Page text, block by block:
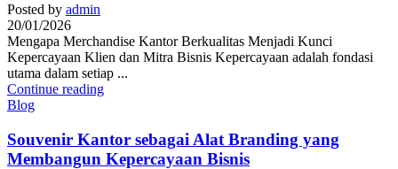
Posted by admin
20/01/2026
Mengapa Merchandise Kantor Berkualitas Menjadi Kunci
Kepercayaan Klien dan Mitra Bisnis Kepercayaan adalah fondasi
utama dalam setiap ...
Continue reading
Blog
Souvenir Kantor sebagai Alat Branding yang
Membangun Kepercayaan Bisnis